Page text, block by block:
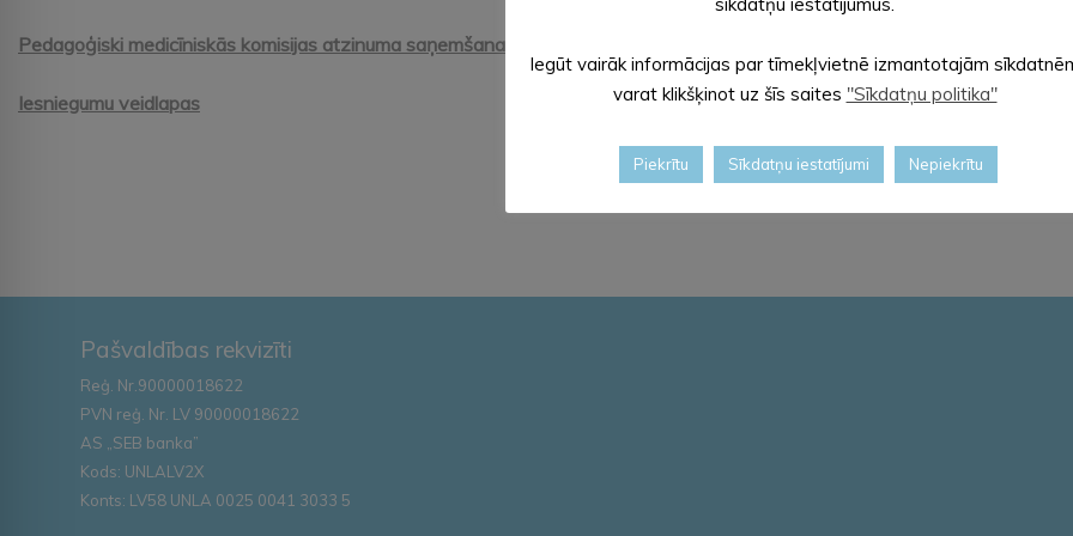
Pedagoģiski medicīniskās komisijas atzinuma saņemšana
Iesniegumu veidlapas
Pašvaldības rekvizīti
Reģ. Nr.90000018622
PVN reģ. Nr. LV 90000018622
AS „SEB banka”
Kods: UNLALV2X
Konts: LV58 UNLA 0025 0041 3033 5
Iegūt vairāk informācijas par tīmekļvietnē izmantotajām
varat klikšķinot uz šīs saites "Sīkdatņu politika"
Piekrītu Sīkdatņu iestatījumi Nepiekrītu